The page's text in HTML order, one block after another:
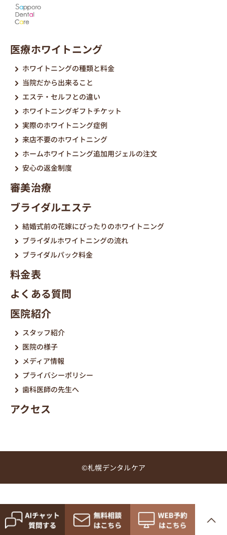
医療ホワイトニング
ホワイトニングの種類と料金
当院だから出来ること
エステ・セルフとの違い
ホワイトニングギフトチケット
実際のホワイトニング症例
来店不要のホワイトニング
ホームホワイトニング追加用ジェルの注文
安心の返金制度
審美治療
ブライダルエステ
結婚式前の花嫁にぴったりのホワイトニング
ブライダルホワイトニングの流れ
ブライダルパック料金
料金表
よくある質問
医院紹介
スタッフ紹介
医院の様子
メディア情報
プライバシーポリシー
歯科医師の先生へ
アクセス
©札幌デンタルケア